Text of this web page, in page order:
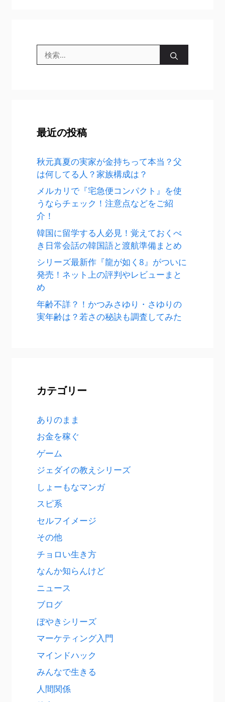
検
索:
最近の投稿
秋元真夏の実家が金持ちって本当？父
は何してる人？家族構成は？
メルカリで『宅急便コンパクト』を使
うならチェック！注意点などをご紹
介！
韓国に留学する人必見！覚えておくべ
き日常会話の韓国語と渡航準備まとめ
シリーズ最新作『龍が如く8』がついに
発売！ネット上の評判やレビューまと
め
年齢不詳？！かつみさゆり・さゆりの
実年齢は？若さの秘訣も調査してみた
カテゴリー
ありのまま
お金を稼ぐ
ゲーム
ジェダイの教えシリーズ
しょーもなマンガ
スピ系
セルフイメージ
その他
チョロい生き方
なんか知らんけど
ニュース
ブログ
ぼやきシリーズ
マーケティング入門
マインドハック
みんなで生きる
人間関係